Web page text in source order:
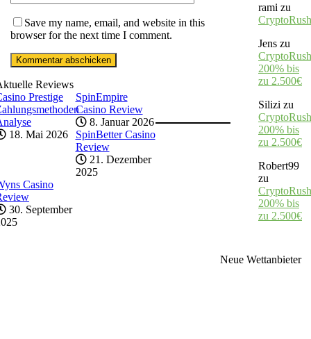
Save my name, email, and website in this
browser for the next time I comment.
rami zu
CryptoRush
Jens zu
200% bis
zu 2.500€
Silizi zu
200% bis
zu 2.500€
Robert99
zu
200% bis
zu 2.500€
Neue Wettanbieter
Reviews
Prestige
18. Mai 2026
SpinEmpire
Casino Review
8. Januar 2026
SpinBetter Casino
Review
21. Dezember
2025
Casino
30. September